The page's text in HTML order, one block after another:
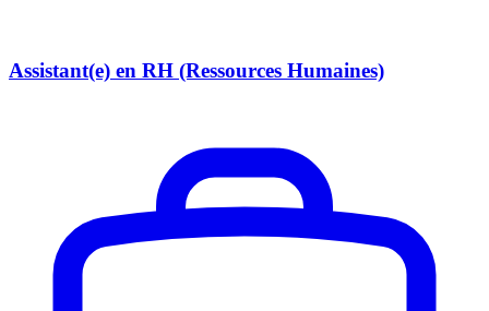
Assistant(e) en RH (Ressources Humaines)